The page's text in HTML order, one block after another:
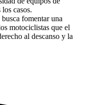
casos.
fomentar una
motociclistas que el
al descanso y la